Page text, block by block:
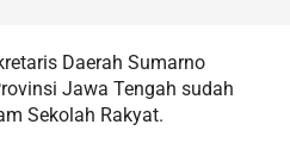
Daerah Sumarno
Jawa Tengah sudah
Sekolah Rakyat.